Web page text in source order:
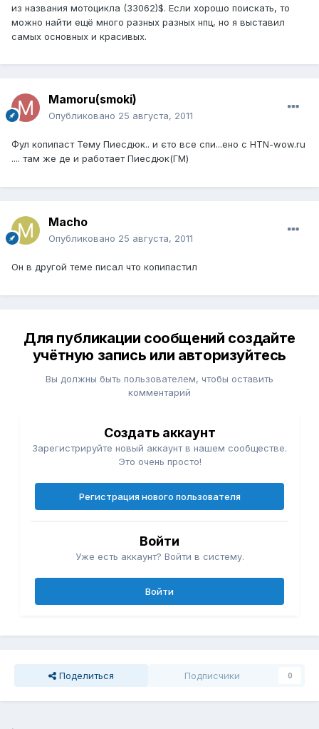
из названия мотоцикла (33062)$. Если хорошо поискать, то
можно найти ещё много разных разных нпц, но я выставил
самых основных и красивых.
Mamoru(smoki)
Опубликовано 25 августа, 2011
Фул копипаст Тему Пиесдюк.. и єто все спи...ено с HTN-wow.ru
.... там же де и работает Пиесдюк(ГМ)
Macho
Опубликовано 25 августа, 2011
Он в другой теме писал что копипастил
Для публикации сообщений создайте
учётную запись или авторизуйтесь
Вы должны быть пользователем, чтобы оставить
комментарий
Создать аккаунт
Зарегистрируйте новый аккаунт в нашем сообществе.
Это очень просто!
Регистрация нового пользователя
Войти
Уже есть аккаунт? Войти в систему.
Войти
Поделиться Подписчики 0